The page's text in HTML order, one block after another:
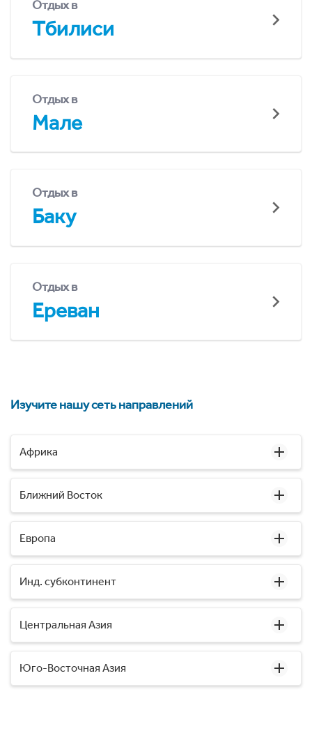
Отдых в
Тбилиси
Отдых в
Мале
Отдых в
Баку
Отдых в
Ереван
Изучите нашу сеть направлений
Африка
Ближний Восток
Европа
Инд. субконтинент
Центральная Азия
Юго-Восточная Азия